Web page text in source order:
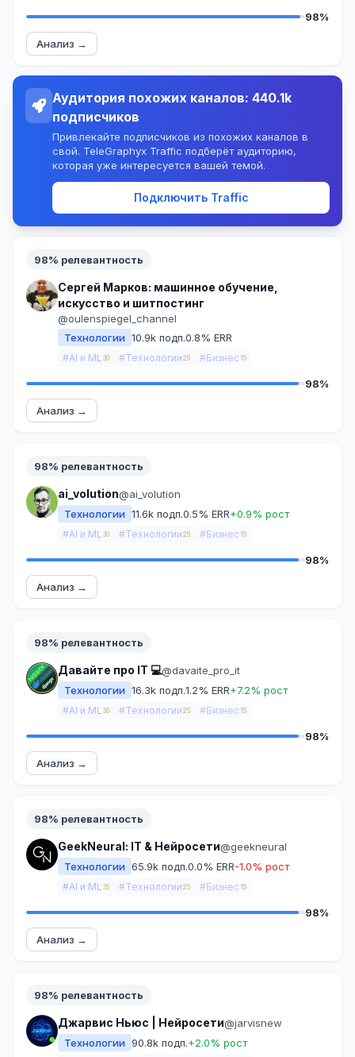
98%
Анализ →
Аудитория похожих каналов: 440.1k
подписчиков
Привлекайте подписчиков из похожих каналов в
свой. TeleGraphyx Traffic подберёт аудиторию,
которая уже интересуется вашей темой.
Подключить Traffic
98% релевантность
Сергей Марков: машинное обучение,
искусство и шитпостинг
@oulenspiegel_channel
Технологии 10.9k подп.0.8% ERR
#AI и ML 30 #Технологии 25 #Бизнес 15
98%
Анализ →
98% релевантность
ai_volution@ai_volution
Технологии 11.6k подп.0.5% ERR+0.9% рост
#AI и ML 30 #Технологии 25 #Бизнес 15
98%
Анализ →
98% релевантность
Давайте про IT 💻@davaite_pro_it
Технологии 16.3k подп.1.2% ERR+7.2% рост
#AI и ML 30 #Технологии 25 #Бизнес 15
98%
Анализ →
98% релевантность
GeekNeural: IT & Нейросети@geekneural
Технологии 65.9k подп.0.0% ERR-1.0% рост
#AI и ML 35 #Технологии 25 #Бизнес 15
98%
Анализ →
98% релевантность
Джарвис Ньюс | Нейросети@jarvisnew
Технологии 90.8k подп.+2.0% рост